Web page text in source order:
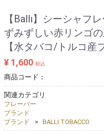
【Ballı】シーシャフ
ずみずしい赤リンゴ
【水タバコ/トルコ産
¥ 1,600 税込
商品コード：
関連カテゴリ
フレーバー
ブランド
ブランド
BALLI TOBACCO